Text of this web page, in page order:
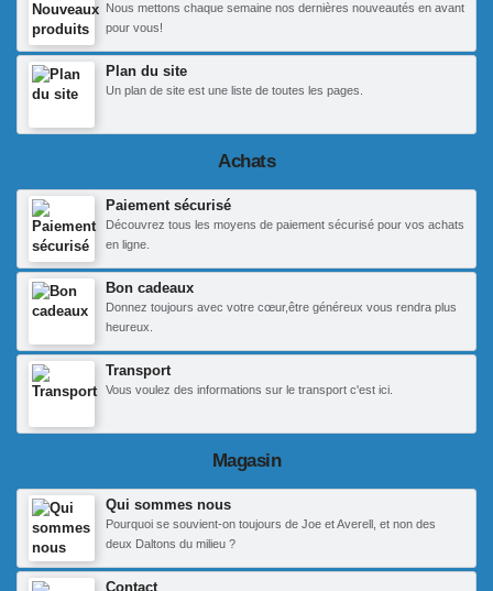
Nous mettons chaque semaine nos dernières nouveautés en avant
pour vous!
Plan du site
Un plan de site est une liste de toutes les pages.
Achats
Paiement sécurisé
Découvrez tous les moyens de paiement sécurisé pour vos achats
en ligne.
Bon cadeaux
Donnez toujours avec votre cœur,être généreux vous rendra plus
heureux.
Transport
Vous voulez des informations sur le transport c'est ici.
Magasin
Qui sommes nous
Pourquoi se souvient-on toujours de Joe et Averell, et non des
deux Daltons du milieu ?
Contact